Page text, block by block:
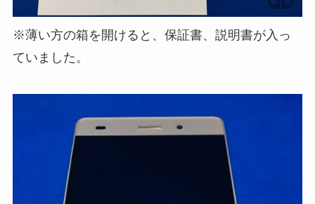
※薄い方の箱を開けると、保証書、説明書が入っ
ていました。